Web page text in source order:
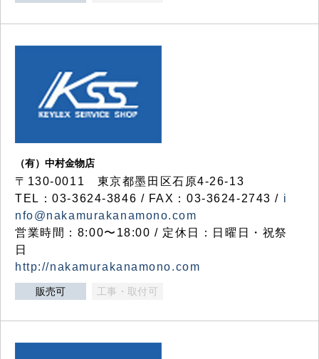
（有）中村金物店
〒130-0011 東京都墨田区石原4-26-13
TEL：03-3624-3846 / FAX：03-3624-2743 / i
nfo@nakamurakanamono.com
営業時間：8:00〜18:00 / 定休日：日曜日・祝祭
日
http://nakamurakanamono.com
販売可 工事・取付可